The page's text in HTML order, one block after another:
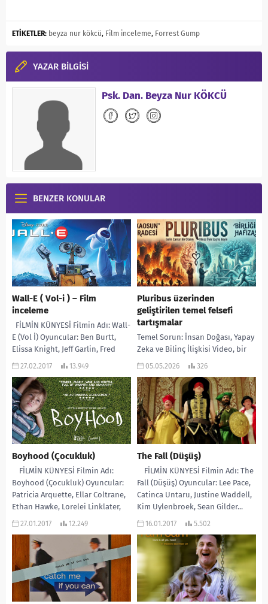
ETİKETLER: beyza nur kökcü, Film inceleme, Forrest Gump
YAZAR BİLGİSİ
Psk. Dan. Beyza Nur KÖKCÜ
BENZER KONULAR
Wall-E ( Vol-i ) – Film
inceleme
FİLMİN KÜNYESİ Filmin Adı: Wall-
E (Vol İ) Oyuncular: Ben Burtt,
Elissa Knight, Jeff Garlin, Fred
Willard, John Ratzenberger
27.02.2017 13.949
Pluribus üzerinden
geliştirilen temel felsefi
tartışmalar
Temel Sorun: İnsan Doğası, Yapay
Zeka ve Bilinç İlişkisi Video, bir
bilim kurgu dizisi olan
bir...
05.05.2026 326
Boyhood (Çocukluk)
FİLMİN KÜNYESİ Filmin Adı:
Boyhood (Çocukluk) Oyuncular:
Patricia Arquette, Ellar Coltrane,
Ethan Hawke, Lorelei Linklater,
Libby Villari Yönetmen:...
27.01.2017 12.249
The Fall (Düşüş)
FİLMİN KÜNYESİ Filmin Adı: The
Fall (Düşüş) Oyuncular: Lee Pace,
Catinca Untaru, Justine Waddell,
Kim Uylenbroek, Sean Gilder...
16.01.2017 5.502